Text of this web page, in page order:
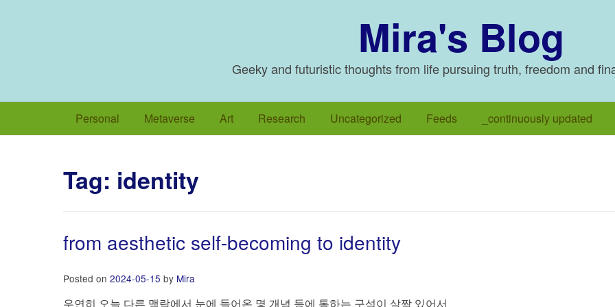
Mira's Blog
Geeky and futuristic thoughts from life pursuing truth, freedom and
Personal Metaverse Art Research Uncategorized Feeds _continuously updated
Tag: identity
from aesthetic self-becoming to identity
Posted on 2024-05-15 by Mira
우연히 오늘 다른 맥락에서 눈에 들어온 몇 개념 등에 통하는 구석이 살짝 있어서